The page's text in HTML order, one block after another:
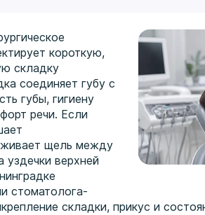
короткую,
складку
соединяет губу с
губы, гигиену
речи. Если
щель между
уздечки верхней
стоматолога-
складки, прикус и